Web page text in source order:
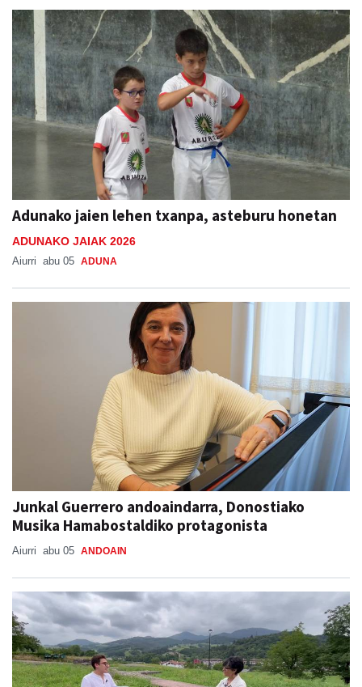
Adunako jaien lehen txanpa, asteburu honetan
ADUNAKO JAIAK 2026
Aiurri abu 05 ADUNA
Junkal Guerrero andoaindarra, Donostiako
Musika Hamabostaldiko protagonista
Aiurri abu 05 ANDOAIN